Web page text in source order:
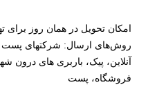
امکان تحویل در همان روز برای
روش‌های ارسال: شرکتهای
آنلاین، پیک، باربری های
فروشگاه، پست